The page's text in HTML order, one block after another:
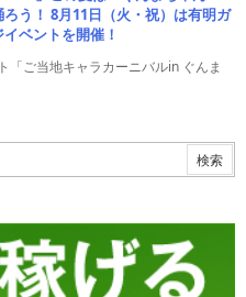
う！ 8月11日（火・祝）は有明ガ
ベントを開催！
「ご当地キャラカーニバルin ぐんま